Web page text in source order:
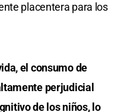
placentera para los
el consumo de
perjudicial
de los niños, lo